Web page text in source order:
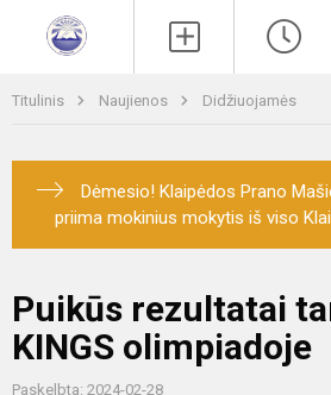
Titulinis Naujienos Didžiuojamės
Dėmesio! Klaipėdos Prano
priima mokinius mokytis iš viso
Puikūs rezultatai
KINGS olimpiadoje
Paskelbta: 2024-02-28